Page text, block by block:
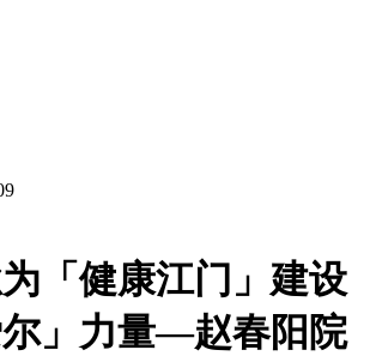
「健康江门」建设
」力量—赵春阳院